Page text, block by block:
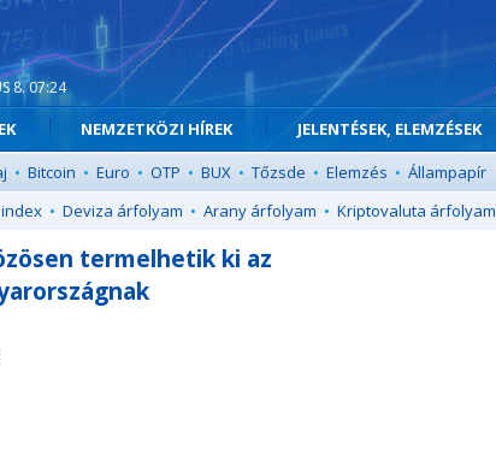
8. 07:24
NEMZETKÖZI HÍREK JELENTÉSEK, ELEMZÉSEK
• Bitcoin • Euro • OTP • BUX • Tőzsde • Elemzés • Állampapír
• Deviza árfolyam • Arany árfolyam • Kriptovaluta árfolyam
termelhetik ki az